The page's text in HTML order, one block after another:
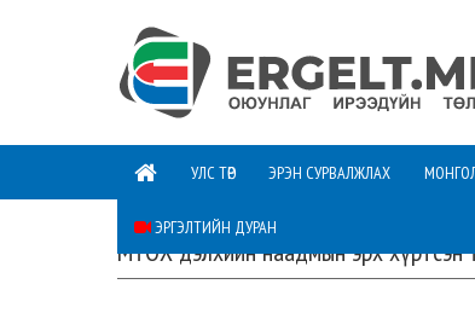
УЛС ТӨР ЭРЭН СУРВАЛЖЛАХ
ЭРГЭЛТИЙН ДУРАН
МҮОХ дэлхийн наадмын эрх хүртсэн